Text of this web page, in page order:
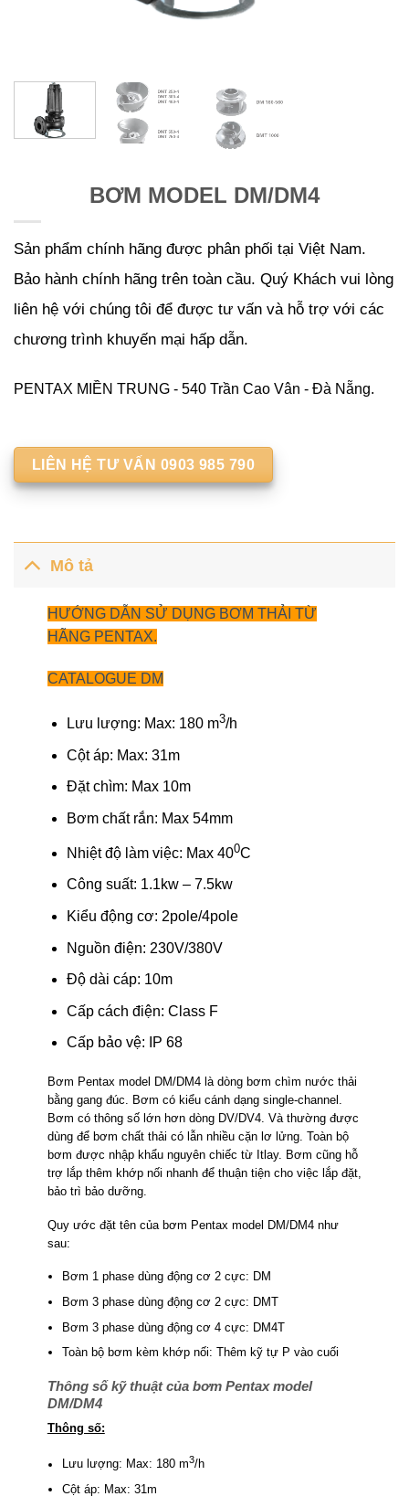
BƠM MODEL DM/DM4
Sản phẩm chính hãng được phân phối tại Việt Nam.
Bảo hành chính hãng trên toàn cầu. Quý Khách vui lòng
liên hệ với chúng tôi để được tư vấn và hỗ trợ với các
chương trình khuyến mại hấp dẫn.
PENTAX MIỀN TRUNG - 540 Trần Cao Vân - Đà Nẵng.
LIÊN HỆ TƯ VẤN 0903 985 790
Mô tả
HƯỚNG DẪN SỬ DỤNG BƠM THẢI TỪ
HÃNG PENTAX.
CATALOGUE DM
Lưu lượng: Max: 180 m3/h
Cột áp: Max: 31m
Đặt chìm: Max 10m
Bơm chất rắn: Max 54mm
Nhiệt độ làm việc: Max 400C
Công suất: 1.1kw – 7.5kw
Kiểu động cơ: 2pole/4pole
Nguồn điện: 230V/380V
Độ dài cáp: 10m
Cấp cách điện: Class F
Cấp bảo vệ: IP 68
Bơm Pentax model DM/DM4 là dòng bơm chìm nước thải
bằng gang đúc. Bơm có kiểu cánh dạng single-channel.
Bơm có thông số lớn hơn dòng DV/DV4. Và thường được
dùng để bơm chất thải có lẫn nhiều cặn lơ lửng. Toàn bộ
bơm được nhập khẩu nguyên chiếc từ Itlay. Bơm cũng hỗ
trợ lắp thêm khớp nối nhanh để thuận tiện cho việc lắp đặt,
bảo trì bảo dưỡng.
Quy ước đặt tên của bơm Pentax model DM/DM4 như
sau:
Bơm 1 phase dùng động cơ 2 cực: DM
Bơm 3 phase dùng động cơ 2 cực: DMT
Bơm 3 phase dùng động cơ 4 cực: DM4T
Toàn bộ bơm kèm khớp nối: Thêm kỹ tự P vào cuối
Thông số kỹ thuật của bơm Pentax model
DM/DM4
Thông số:
Lưu lượng: Max: 180 m3/h
Cột áp: Max: 31m